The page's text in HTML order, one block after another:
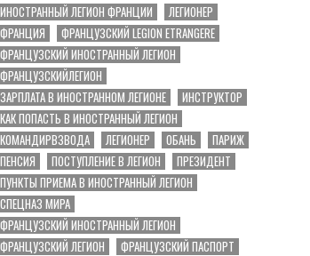
ИНОСТРАННЫЙ ЛЕГИОН ФРАНЦИИ
ЛЕГИОНЕР
ФРАНЦИЯ
ФРАНЦУЗСКИЙ LEGION ETRANGERE
ФРАНЦУЗСКИЙ ИНОСТРАННЫЙ ЛЕГИОН
ФРАНЦУЗСКИЙЛЕГИОН
ЗАРПЛАТА В ИНОСТРАННОМ ЛЕГИОНЕ
ИНСТРУКТОР
КАК ПОПАСТЬ В ИНОСТРАННЫЙ ЛЕГИОН
КОМАНДИРВЗВОДА
ЛЕГИОНЕР ОБАНЬ
ПАРИЖ
ПЕНСИЯ
ПОСТУПЛЕНИЕ В ЛЕГИОН
ПРЕЗИДЕНТ
ПУНКТЫ ПРИЕМА В ИНОСТРАННЫЙ ЛЕГИОН
СПЕЦНАЗ МИРА
ФРАНЦУЗСКИЙ ИНОСТРАННЫЙ ЛЕГИОН
ФРАНЦУЗСКИЙ ЛЕГИОН
ФРАНЦУЗСКИЙ ПАСПОРТ